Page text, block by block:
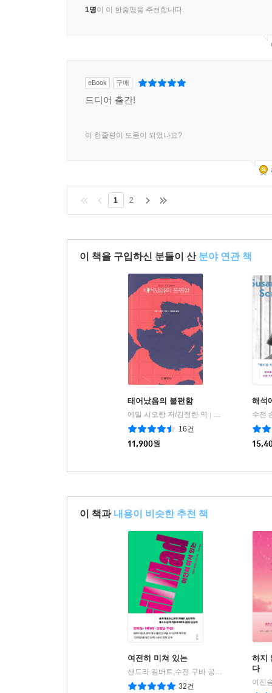
1명이 이 한줄평을 추천합니다.
eBook 구매
드디어 출간!
이 한줄평이 도움이 되었나요?
1 2
이 책을 구입하신 분들이 산 분야 연관 책
태어났음의 불편함
에밀 시오랑 저/김정란 역 |
16건
11,900원
해석
수전
이 책과 내용이 비슷한 추천 책
여전히 미쳐 있는
|
32건
하지
다
이진